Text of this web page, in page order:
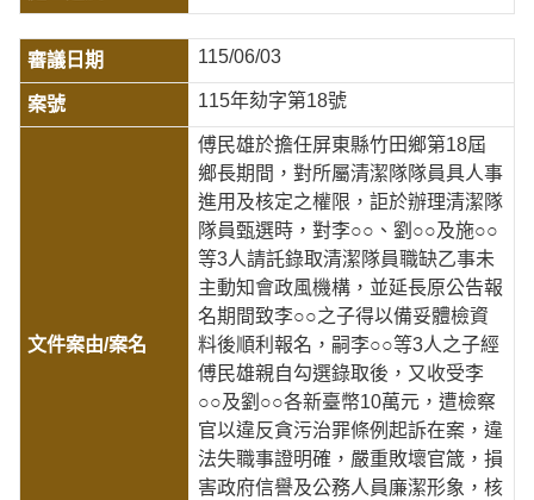
115/06/03
115年劾字第18號
傅民雄於擔任屏東縣竹田鄉第18屆
鄉長期間，對所屬清潔隊隊員具人事
進用及核定之權限，詎於辦理清潔隊
隊員甄選時，對李○○、劉○○及施○○
等3人請託錄取清潔隊員職缺乙事未
主動知會政風機構，並延長原公告報
名期間致李○○之子得以備妥體檢資
料後順利報名，嗣李○○等3人之子經
傅民雄親自勾選錄取後，又收受李
○○及劉○○各新臺幣10萬元，遭檢察
官以違反貪污治罪條例起訴在案，違
法失職事證明確，嚴重敗壞官箴，損
害政府信譽及公務人員廉潔形象，核